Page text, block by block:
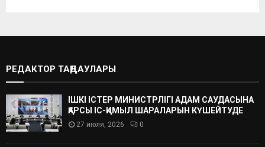
РЕДАКТОР ТАҢДАУЛАРЫ
ІШКІ ІСТЕР МИНИСТРЛІГІ АДАМ САУДАСЫНА
ҚАРСЫ ІС-ҚИМЫЛ ШАРАЛАРЫН КҮШЕЙТУДЕ
27 июля, 2026 0